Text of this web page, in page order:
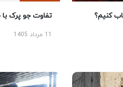
کنیم؟ تفاوت جو پرک